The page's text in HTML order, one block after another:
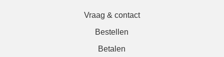
Vraag & contact
Bestellen
Betalen